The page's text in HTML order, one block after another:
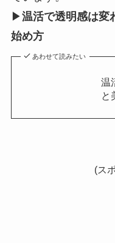
▶温活で透明感は変
始め方
あわせて読みたい
温
と
(ス